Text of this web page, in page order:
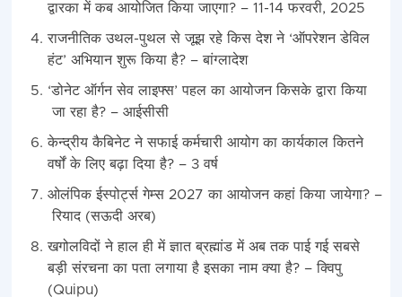
द्वारका में कब आयोजित किया जाएगा? – 11-14 फरवरी, 2025
राजनीतिक उथल-पुथल से जूझ रहे किस देश ने ‘ऑपरेशन डेविल
हंट’ अभियान शुरू किया है? – बांग्लादेश
‘डोनेट ऑर्गन सेव लाइफ्स’ पहल का आयोजन किसके द्वारा किया
जा रहा है? – आईसीसी
केन्द्रीय कैबिनेट ने सफाई कर्मचारी आयोग का कार्यकाल कितने
वर्षों के लिए बढ़ा दिया है? – 3 वर्ष
ओलंपिक ईस्पोर्ट्स गेम्स 2027 का आयोजन कहां किया जायेगा? –
रियाद (सऊदी अरब)
खगोलविदों ने हाल ही में ज्ञात ब्रह्मांड में अब तक पाई गई सबसे
बड़ी संरचना का पता लगाया है इसका नाम क्या है? – क्विपु
(Quipu)